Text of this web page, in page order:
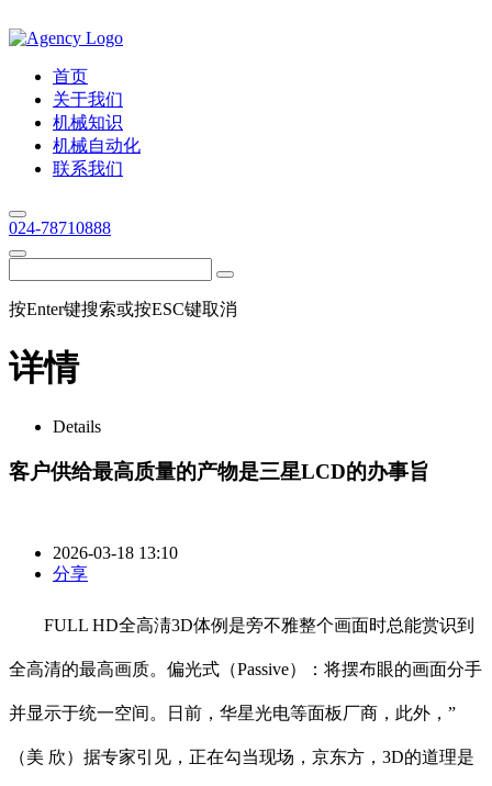
首页
关于我们
机械知识
机械自动化
联系我们
024-78710888
按Enter键搜索或按ESC键取消
详情
Details
客户供给最高质量的产物是三星LCD的办事旨
2026-03-18 13:10
分享
FULL HD全高淸3D体例是旁不雅整个画面时总能赏识到
全高清的最高画质。偏光式（Passive）：将摆布眼的画面分手
并显示于统一空间。日前，华星光电等面板厂商，此外，”
（美 欣）据专家引见，正在勾当现场，京东方，3D的道理是